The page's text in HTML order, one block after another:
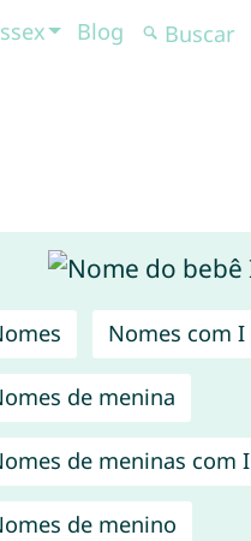
Blog
Nomes com I
de menina
de meninas com I
de menino